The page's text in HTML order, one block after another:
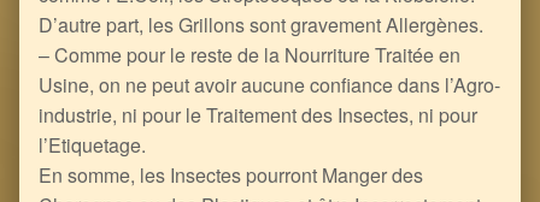
D’autre part, les Grillons sont gravement Allergènes.
– Comme pour le reste de la Nourriture Traitée en
Usine, on ne peut avoir aucune confiance dans l’Agro-
industrie, ni pour le Traitement des Insectes, ni pour
l’Etiquetage.
En somme, les Insectes pourront Manger des